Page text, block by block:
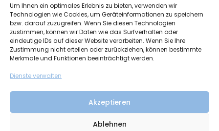
Um Ihnen ein optimales Erlebnis zu bieten, verwenden wir
Technologien wie Cookies, um Geräteinformationen zu speichern
bzw. darauf zuzugreifen. Wenn Sie diesen Technologien
zustimmen, können wir Daten wie das Surfverhalten oder
eindeutige IDs auf dieser Website verarbeiten. Wenn Sie Ihre
Zustimmung nicht erteilen oder zurückziehen, können bestimmte
Merkmale und Funktionen beeinträchtigt werden.
Dienste verwalten
Akzeptieren
Ablehnen
Mo-Fr, 09:00 – 17:00 Uhr